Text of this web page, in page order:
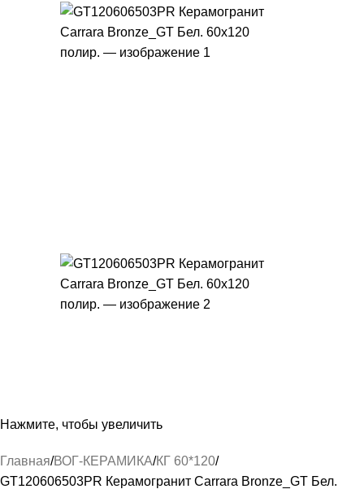
Нажмите, чтобы увеличить
Главная ВОГ-КЕРАМИКА КГ 60*120
GT120606503PR Керамогранит Carrara Bronze_GT Бел.